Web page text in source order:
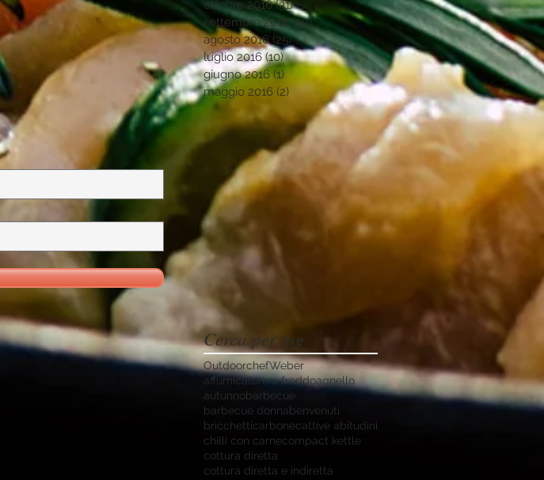
ottobre 2016 (31)31 post
settembre 2016 (30)30 post
agosto 2016 (25)25 post
luglio 2016 (10)10 post
giugno 2016 (1)1 post
maggio 2016 (2) 2 post
Cerca per tag
OutdoorchefWeber
affumicatore a freddoagnello
autunnobarbecue
barbecue donnabenvenuti
bricchetticarbonecattive abitudini
chilli con carnecompact kettle
cottura diretta
cottura diretta e indiretta